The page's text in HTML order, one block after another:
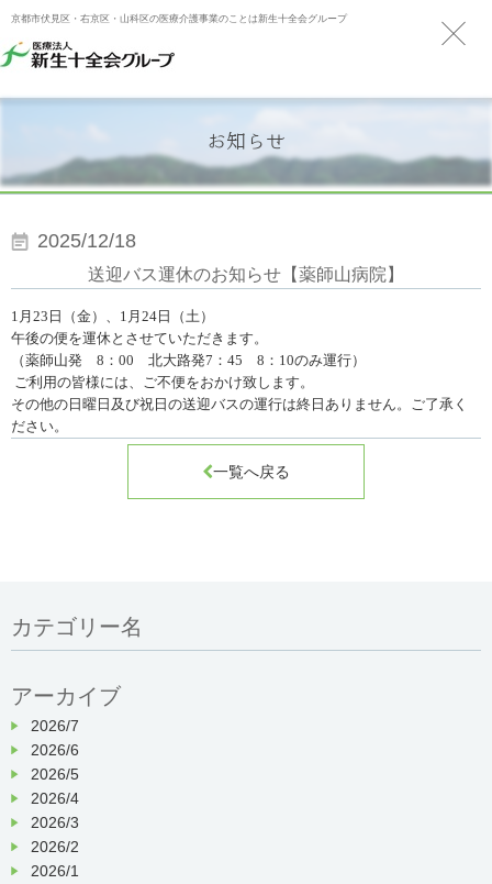
京都市伏見区・右京区・山科区の医療介護事業のことは新生十全会グループ
お知らせ
2025/12/18
送迎バス運休のお知らせ【薬師山病院】
1月23日（金）、1月24日（土）
午後の便を運休とさせていただきます。
（薬師山発 8 ： 00 北大路発7 ： 45 8 ： 10のみ運行）
ご利用の皆様には、ご不便をおかけ致します。
その他の日曜日及び祝日の送迎バスの運行は終日ありません。ご了承く
ださい。
一覧へ戻る
カテゴリー名
アーカイブ
2026/7
2026/6
2026/5
2026/4
2026/3
2026/2
2026/1